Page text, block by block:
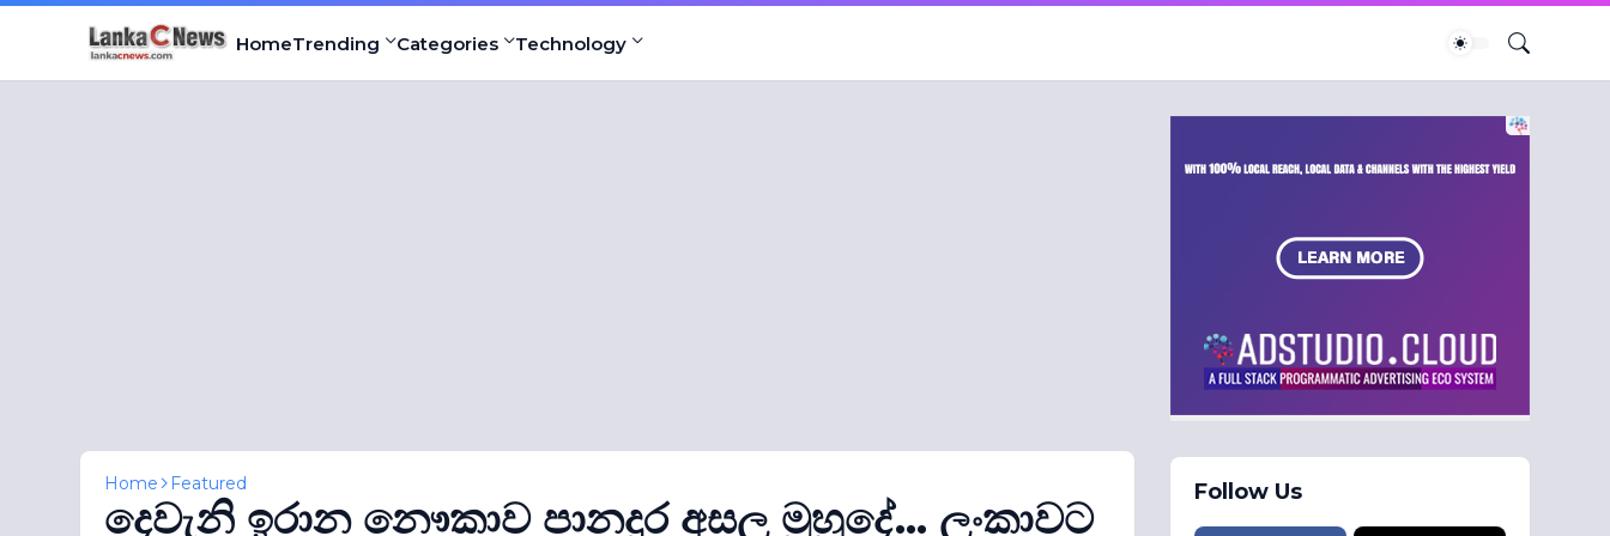
HomeTrending Categories Technology
Home Featured
දෙවැනි ඉරාන නෞකාව පානදුර අසල මුහුදේ... ලංකාවට
Follow Us